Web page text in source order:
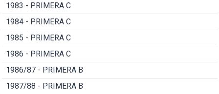
1983 - PRIMERA C
1984 - PRIMERA C
1985 - PRIMERA C
1986 - PRIMERA C
1986/87 - PRIMERA B
1987/88 - PRIMERA B